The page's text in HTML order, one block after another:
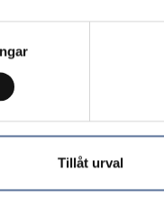
Tillåt urval